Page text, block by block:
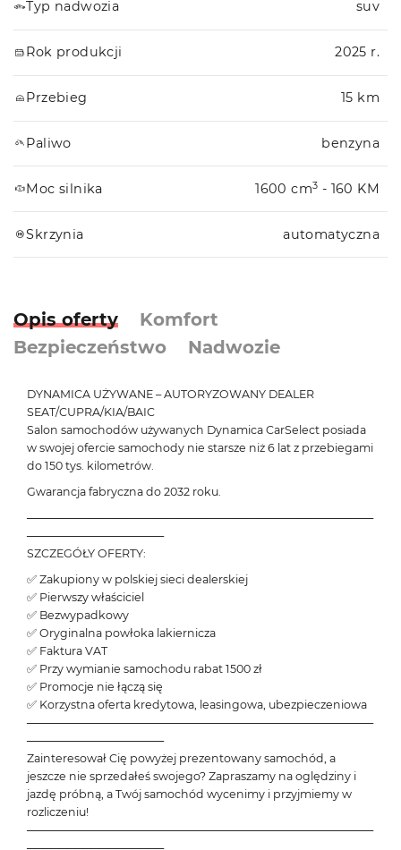
Typ nadwozia suv
Rok produkcji 2025 r.
Przebieg 15 km
Paliwo benzyna
Moc silnika 1600 cm3 - 160 KM
Skrzynia automatyczna
Opis oferty
Komfort
Bezpieczeństwo
Nadwozie
DYNAMICA UŻYWANE – AUTORYZOWANY DEALER
SEAT/CUPRA/KIA/BAIC
Salon samochodów używanych Dynamica CarSelect posiada
w swojej ofercie samochody nie starsze niż 6 lat z przebiegami
do 150 tys. kilometrów.
Gwarancja fabryczna do 2032 roku.
───────────────────────────────────────────
─────────────────
SZCZEGÓŁY OFERTY:
✅ Zakupiony w polskiej sieci dealerskiej
✅ Pierwszy właściciel
✅ Bezwypadkowy
✅ Oryginalna powłoka lakiernicza
✅ Faktura VAT
✅ Przy wymianie samochodu rabat 1500 zł
✅ Promocje nie łączą się
✅ Korzystna oferta kredytowa, leasingowa, ubezpieczeniowa
───────────────────────────────────────────
─────────────────
Zainteresował Cię powyżej prezentowany samochód, a
jeszcze nie sprzedałeś swojego? Zapraszamy na oględziny i
jazdę próbną, a Twój samochód wycenimy i przyjmiemy w
rozliczeniu!
───────────────────────────────────────────